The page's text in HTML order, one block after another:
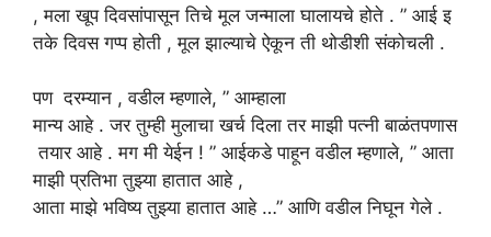
, मला खूप दिवसांपासून तिचे मूल जन्माला घालायचे होते . ” आई इ
तके दिवस गप्प होती , मूल झाल्याचे ऐकून ती थोडीशी संकोचली .
पण दरम्यान ,वडील म्हणाले, ” आम्हाला
मान्य आहे . जर तुम्ही मुलाचा खर्च दिलातरमाझी पत्नी बाळंतपणास
तयार आहे . मग मी येईन ! ” आईकडे पाहून वडील म्हणाले, ” आता
माझी प्रतिभा तुझ्या हातात आहे ,
आता माझे भविष्य तुझ्या हातात आहे …” आणि वडील निघून गेले .